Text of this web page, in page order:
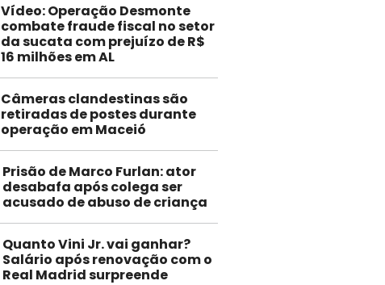
Vídeo: Operação Desmonte
combate fraude fiscal no setor
da sucata com prejuízo de R$
16 milhões em AL
Câmeras clandestinas são
retiradas de postes durante
operação em Maceió
Prisão de Marco Furlan: ator
desabafa após colega ser
acusado de abuso de criança
Quanto Vini Jr. vai ganhar?
Salário após renovação com o
Real Madrid surpreende